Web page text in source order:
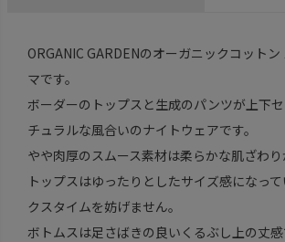
ORGANIC GARDENのオーガニックコットン
マです。
ボーダーのトップスと生成のパンツが上下
チュラルな風合いのナイトウェアです。
やや肉厚のスムース素材は柔らかな肌ざわり
トップスはゆったりとしたサイズ感になっ
クスタイムを妨げません。
ボトムスは足さばきの良いくるぶし上の丈感